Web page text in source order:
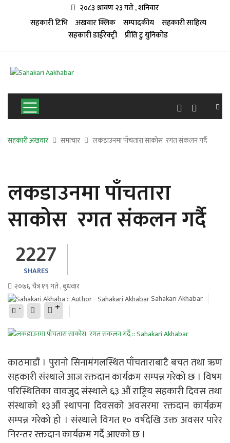
२०८३ श्रावण २३ गते , शनिवार
सहकारी टिभि
अखवार क्लिक सम्पादकीय
सहकारी साहित्य
सहकारी डाईरेक्ट्री प्रीति टु युनिकोड
सहकारी अखवार समाचार लकडाउनमा पाँचतारा साकोस रगत संकलन गर्दै
लकडाउनमा पाँचतारा
साकोस रगत संकलन गर्दै
2227
SHARES
२०७६ चैत्र १९ गते , बुधवार
Sahakari Akhabar
- +
काठमाडौं । पुरानो सिनामंगलस्थित पाँचताराबाटै बचत तथा ऋण
सहकारी संस्थाले आज रक्तदान कार्यक्रम सम्पन्न गरेको छ । विषम
परिस्थितिका वावजुद संस्थाले ६३ औं राष्ट्रिय सहकारी दिवस तथा
संस्थाको १३औं स्थापना दिवसको अवसरमा रक्तदान कार्यक्रम
सम्पन्न गरेको हो । संस्थाले विगत १० वर्षदेखि उक्त अवसर पारेर
निरन्तर रक्तदान कार्यक्रम गर्दै आएको छ ।